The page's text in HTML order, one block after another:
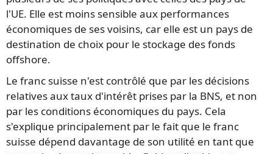
l'UE. Elle est moins sensible aux performances
économiques de ses voisins, car elle est un pays de
destination de choix pour le stockage des fonds
offshore.
Le franc suisse n'est contrôlé que par les décisions
relatives aux taux d'intérêt prises par la BNS, et non
par les conditions économiques du pays. Cela
s'explique principalement par le fait que le franc
suisse dépend davantage de son utilité en tant que